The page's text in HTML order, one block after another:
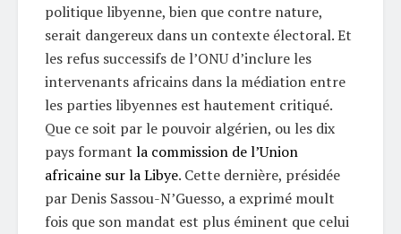
politique libyenne, bien que contre nature,
serait dangereux dans un contexte électoral. Et
les refus successifs de l’ONU d’inclure les
intervenants africains dans la médiation entre
les parties libyennes est hautement critiqué.
Que ce soit par le pouvoir algérien, ou les dix
pays formant la commission de l’Union
africaine sur la Libye. Cette dernière, présidée
par Denis Sassou-N’Guesso, a exprimé moult
fois que son mandat est plus éminent que celui